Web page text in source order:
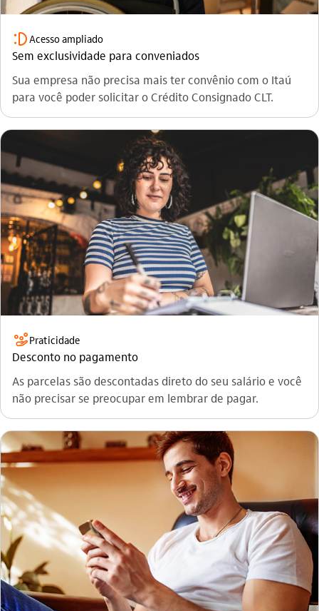
sorriso_outlineAcesso ampliado
Sem exclusividade para conveniados
Sua empresa não precisa mais ter convênio com o Itaú
para você poder solicitar o Crédito Consignado CLT.
gestao_de_crises_outlinePraticidade
Desconto no pagamento
As parcelas são descontadas direto do seu salário e você
não precisar se preocupar em lembrar de pagar.